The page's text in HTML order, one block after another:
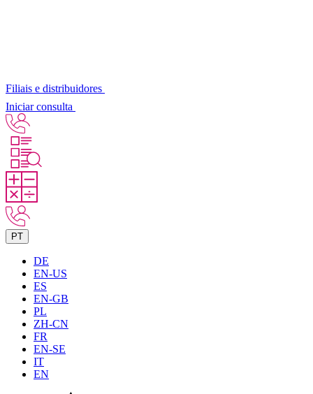
Filiais e distribuidores
Iniciar consulta
PT
DE
EN-US
ES
EN-GB
PL
ZH-CN
FR
EN-SE
IT
EN